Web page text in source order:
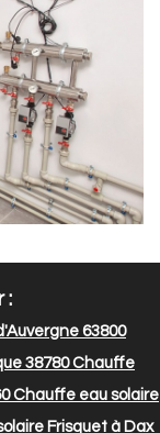
:
63800
38780Chauffe
Chauffe eau solaire
Frisquet à Dax